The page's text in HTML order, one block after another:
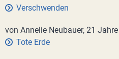
Verschwenden
von Annelie Neubauer, 21 Jahre
Tote Erde